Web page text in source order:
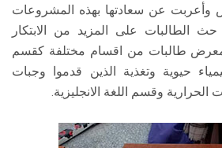
وأعربت عن سعادتها بهذه المشروعات
الطالبات على المزيد من الابتكار
طالبات من اقسام مختلفة كقسم
حيوية وتغذية الذين قدموا وجبات
وقسم اللغة الانجليزية.